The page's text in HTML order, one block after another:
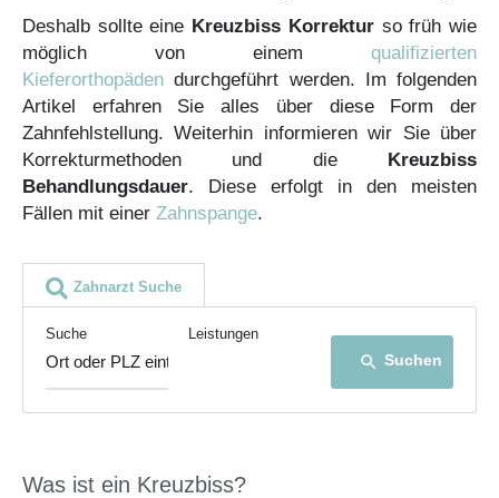
Deshalb sollte eine Kreuzbiss Korrektur so früh wie
möglich von einem qualifizierten
Kieferorthopäden durchgeführt werden. Im folgenden
Artikel erfahren Sie alles über diese Form der
Zahnfehlstellung. Weiterhin informieren wir Sie über
Korrekturmethoden und die Kreuzbiss
Behandlungsdauer. Diese erfolgt in den meisten
Fällen mit einer Zahnspange.
Zahnarzt Suche
Suche Leistungen
search Suchen
Was ist ein Kreuzbiss?